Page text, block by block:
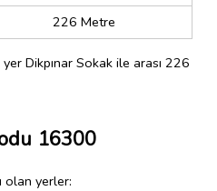
226 Metre
yer Dikpınar Sokak ile arası 226
16300
olan yerler: